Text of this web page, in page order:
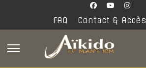
FAQ Contact & Accès